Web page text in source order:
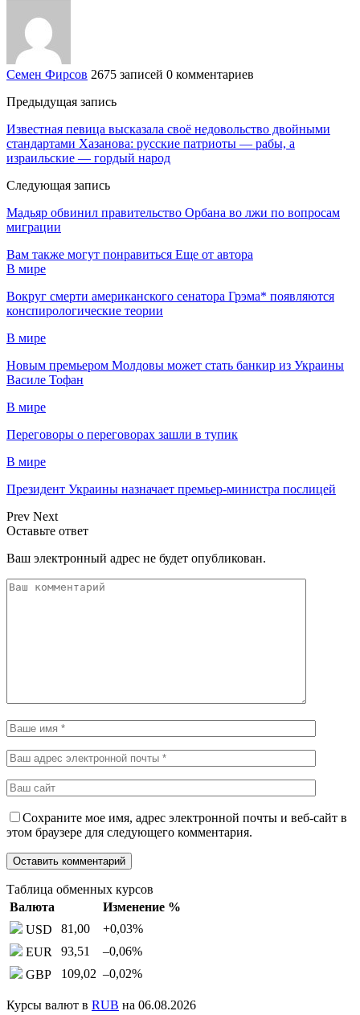
Семен Фирсов 2675 записей 0 комментариев
Предыдущая запись
Известная певица высказала своё недовольство двойными
стандартами Хазанова: русские патриоты — рабы, а
израильские — гордый народ
Следующая запись
Мадьяр обвинил правительство Орбана во лжи по вопросам
миграции
Вам также могут понравиться Еще от автора
В мире
Вокруг смерти американского сенатора Грэма* появляются
конспирологические теории
В мире
Новым премьером Молдовы может стать банкир из Украины
Василе Тофан
В мире
Переговоры о переговорах зашли в тупик
В мире
Президент Украины назначает премьер-министра послицей
Prev Next
Оставьте ответ
Ваш электронный адрес не будет опубликован.
Сохраните мое имя, адрес электронной почты и веб-сайт в
этом браузере для следующего комментария.
Таблица обменных курсов
Валюта
Изменение %
USD
81,00 +0,03%
EUR
93,51 –0,06%
GBP
109,02 –0,02%
Курсы валют в RUB на 06.08.2026